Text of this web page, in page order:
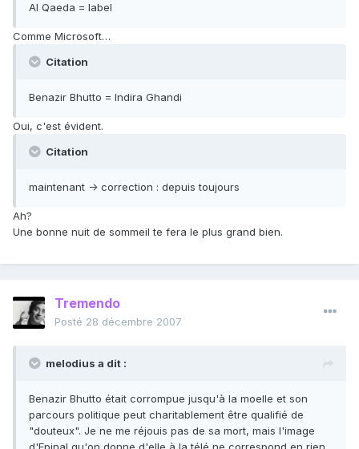
Al Qaeda = label
Comme Microsoft…
Citation
Benazir Bhutto = Indira Ghandi
Oui, c'est évident.
Citation
maintenant -> correction : depuis toujours
Ah?
Une bonne nuit de sommeil te fera le plus grand bien.
Tremendo
Posté 28 décembre 2007
melodius a dit :
Benazir Bhutto était corrompue jusqu'à la moelle et son
parcours politique peut charitablement être qualifié de
"douteux". Je ne me réjouis pas de sa mort, mais l'image